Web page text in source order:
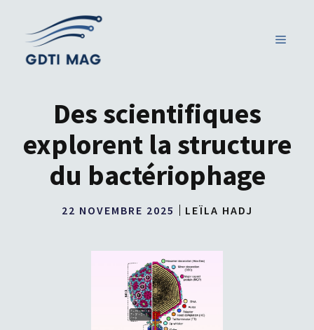
contenu
MENU
Des scientifiques
explorent la structure
du bactériophage
22 NOVEMBRE 2025 LEÏLA HADJ